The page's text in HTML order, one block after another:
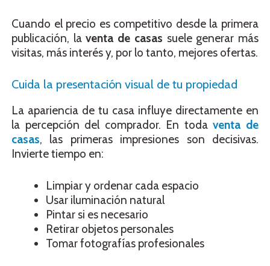
Cuando el precio es competitivo desde la primera
publicación, laventa de casas suele generar más
visitas, más interés y, por lo tanto, mejores ofertas.
Cuida la presentación visual de tu propiedad
La apariencia de tu casa influye directamente en
la percepción del comprador. En todaventa de
casas, las primeras impresiones son decisivas.
Invierte tiempo en:
Limpiar y ordenar cada espacio
Usar iluminación natural
Pintar si es necesario
Retirar objetos personales
Tomar fotografías profesionales